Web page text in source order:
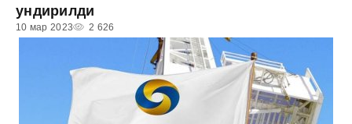
ундирилди
10 мар 2023 2 626